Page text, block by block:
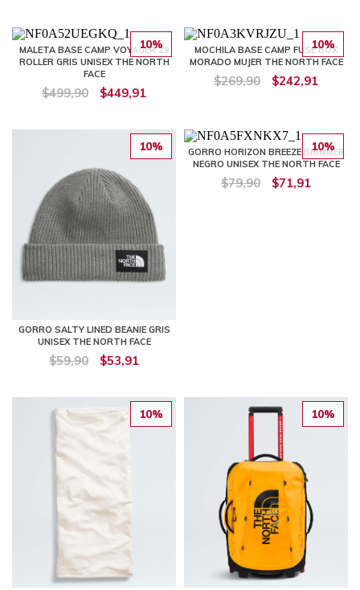
10%
MALETA BASE CAMP VOYAGER 29
ROLLER GRIS UNISEX THE NORTH
FACE
$499,90 $449,91
10%
MOCHILA BASE CAMP FUSE BOX
MORADO MUJER THE NORTH FACE
$269,90 $242,91
10%
GORRO SALTY LINED BEANIE GRIS
UNISEX THE NORTH FACE
$59,90 $53,91
10%
GORRO HORIZON BREEZE BRIMMER
NEGRO UNISEX THE NORTH FACE
$79,90 $71,91
10% 10%